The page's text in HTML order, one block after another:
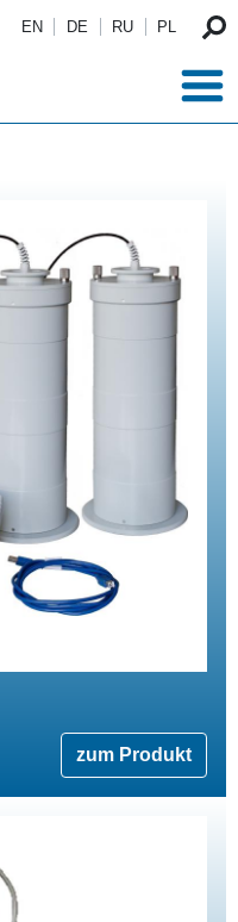
EN DE RU PL
zum Produkt